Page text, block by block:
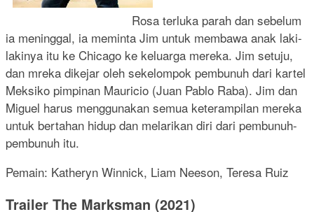
Rosa terluka parah dan sebelum
ia meninggal, ia meminta Jim untuk membawa anak laki-
lakinya itu ke Chicago ke keluarga mereka. Jim setuju,
dan mreka dikejar oleh sekelompok pembunuh dari kartel
Meksiko pimpinan Mauricio (Juan Pablo Raba). Jim dan
Miguel harus menggunakan semua keterampilan mereka
untuk bertahan hidup dan melarikan diri dari pembunuh-
pembunuh itu.
Pemain: Katheryn Winnick, Liam Neeson, Teresa Ruiz
Trailer The Marksman (2021)